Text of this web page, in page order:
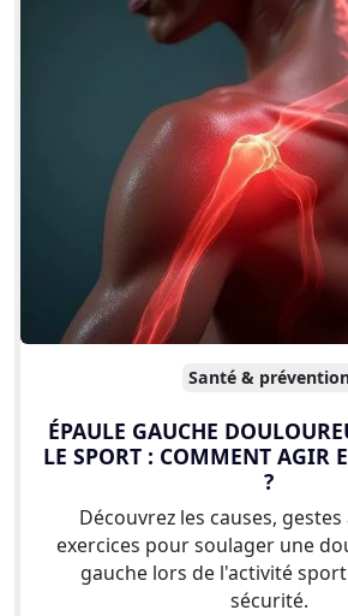
Santé &
ÉPAULE GAUCHE
LE SPORT : COMMENT AGIR
?
Découvrez les causes,
exercices pour soulager une
gauche lors de l'activité
sécurité.